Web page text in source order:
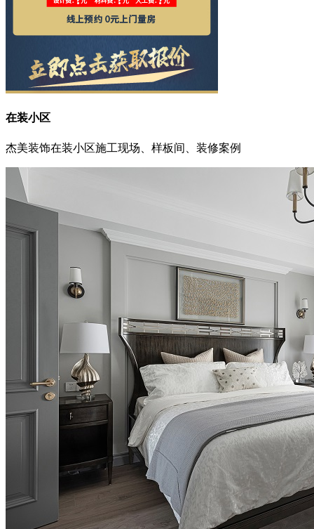
在装小区
杰美装饰在装小区施工现场、样板间、装修案例